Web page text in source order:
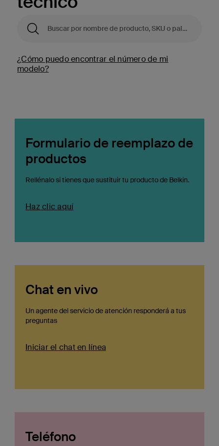
¿Cómo puedo encontrar el número de mi
modelo?
Formulario de reemplazo de
productos
Rellénalo si tienes que sustituir tu producto de Belkin.
Haz clic aquí
Chat en vivo
Un agente del servicio de atención responderá a tus
preguntas
Iniciar el chat en línea
Teléfono